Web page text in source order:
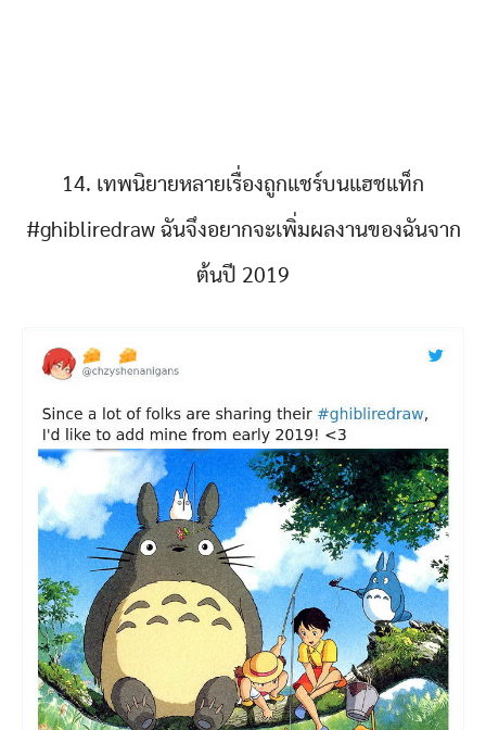
14. เทพนิยายหลายเรื่องถูกแชร์บนแฮชแท็ก
#ghibliredraw ฉันจึงอยากจะเพิ่มผลงานของฉันจาก
ต้นปี 2019